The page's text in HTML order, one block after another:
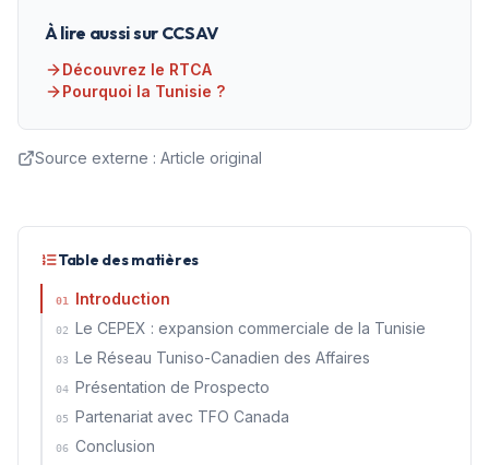
À lire aussi sur CCSAV
Découvrez le RTCA
Pourquoi la Tunisie ?
Source externe : Article original
Table des matières
01 Introduction
02 Le CEPEX : expansion commerciale de la Tunisie
03 Le Réseau Tuniso-Canadien des Affaires
04 Présentation de Prospecto
05 Partenariat avec TFO Canada
06 Conclusion